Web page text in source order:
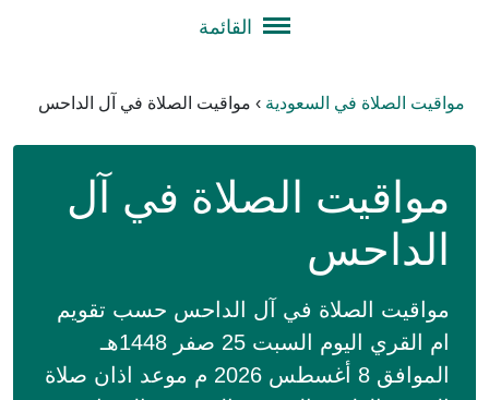
القائمة
مواقيت الصلاة في السعودية › مواقيت الصلاة في آل الداحس
مواقيت الصلاة في آل
الداحس
مواقيت الصلاة في آل الداحس حسب تقويم
ام القري اليوم السبت 25 صفر 1448هـ
الموافق 8 أغسطس 2026 م موعد اذان صلاة